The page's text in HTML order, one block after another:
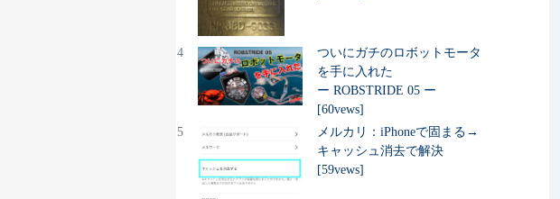
4
ついにガチのロボットモータ
を手に入れた
ー ROBSTRIDE 05 ー
[60vews]
5
メルカリ：iPhoneで固まる→
キャッシュ消去で解決
[59vews]